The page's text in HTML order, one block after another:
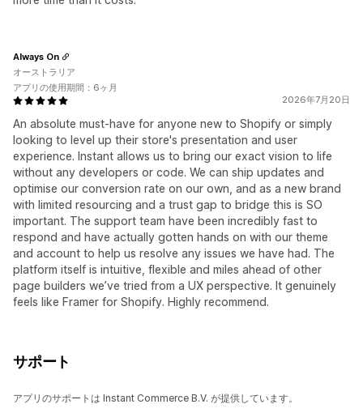
2026年7月20日
An absolute must-have for anyone new to Shopify or simply
looking to level up their store's presentation and user
experience. Instant allows us to bring our exact vision to life
without any developers or code. We can ship updates and
optimise our conversion rate on our own, and as a new brand
with limited resourcing and a trust gap to bridge this is SO
important. The support team have been incredibly fast to
respond and have actually gotten hands on with our theme
and account to help us resolve any issues we have had. The
platform itself is intuitive, flexible and miles ahead of other
page builders we’ve tried from a UX perspective. It genuinely
feels like Framer for Shopify. Highly recommend.
Always On
オーストラリア
アプリの使用期間：6ヶ月
サポート
アプリのサポートは Instant Commerce B.V. が提供しています。